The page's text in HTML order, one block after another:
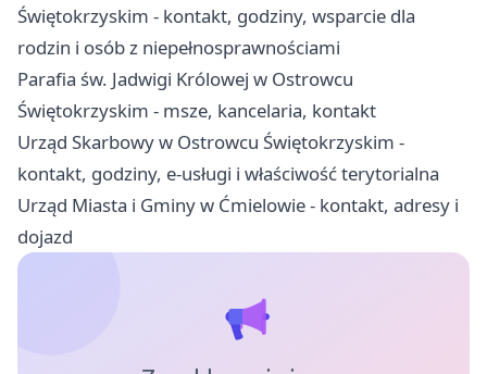
Świętokrzyskim - kontakt, godziny, wsparcie dla
rodzin i osób z niepełnosprawnościami
Parafia św. Jadwigi Królowej w Ostrowcu
Świętokrzyskim - msze, kancelaria, kontakt
Urząd Skarbowy w Ostrowcu Świętokrzyskim -
kontakt, godziny, e-usługi i właściwość terytorialna
Urząd Miasta i Gminy w Ćmielowie - kontakt, adresy i
dojazd